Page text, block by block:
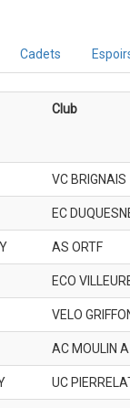
Cadets
Club
VC BRIGNAIS
EC
AS ORTF
ECO
VELO
AC MOULIN
UC